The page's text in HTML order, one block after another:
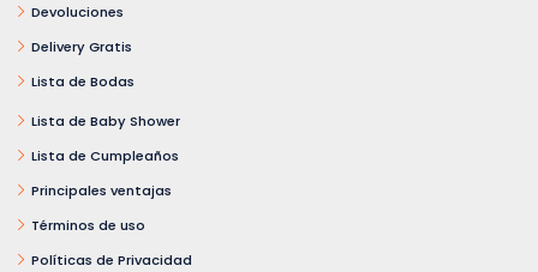
Devoluciones
Delivery Gratis
Lista de Bodas
Lista de Baby Shower
Lista de Cumpleaños
Principales ventajas
Términos de uso
Políticas de Privacidad